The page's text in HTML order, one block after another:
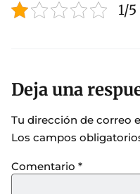
1/
Deja una
Tu dirección de correo
Los campos
Comentario *